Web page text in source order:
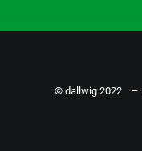
© dallwig 2022 –